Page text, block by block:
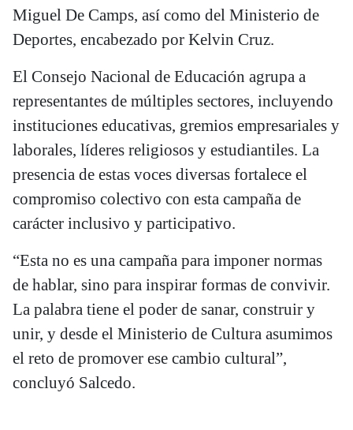
Miguel De Camps, así como del Ministerio de
Deportes, encabezado por Kelvin Cruz.
El Consejo Nacional de Educación agrupa a
representantes de múltiples sectores, incluyendo
instituciones educativas, gremios empresariales y
laborales, líderes religiosos y estudiantiles. La
presencia de estas voces diversas fortalece el
compromiso colectivo con esta campaña de
carácter inclusivo y participativo.
“Esta no es una campaña para imponer normas
de hablar, sino para inspirar formas de convivir.
La palabra tiene el poder de sanar, construir y
unir, y desde el Ministerio de Cultura asumimos
el reto de promover ese cambio cultural”,
concluyó Salcedo.